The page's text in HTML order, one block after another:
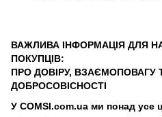
ВАЖЛИВА ІНФОРМАЦІЯ ДЛЯ
ПОКУПЦІВ:
ПРО ДОВІРУ, ВЗАЄМОПОВАГУ
ДОБРОСОВІСНОСТІ
У COMSI.com.ua ми понад усе